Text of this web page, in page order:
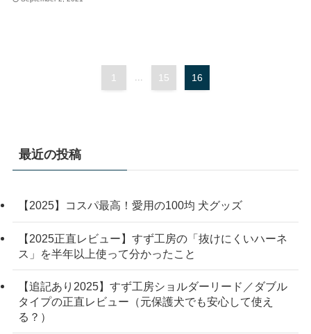
1 ... 15 16
最近の投稿
【2025】コスパ最高！愛用の100均 犬グッズ
【2025正直レビュー】すず工房の「抜けにくいハーネ
ス」を半年以上使って分かったこと
【追記あり2025】すず工房ショルダーリード／ダブル
タイプの正直レビュー（元保護犬でも安心して使え
る？）